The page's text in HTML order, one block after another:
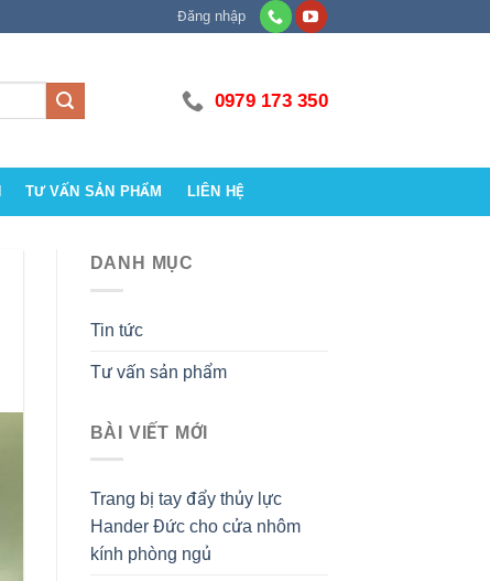
Đăng nhập
0979 173 350
TƯ VẤN SẢN PHẨM LIÊN HỆ
DANH MỤC
Tin tức
Tư vấn sản phẩm
BÀI VIẾT MỚI
Trang bị tay đẩy thủy lực
Hander Đức cho cửa nhôm
kính phòng ngủ